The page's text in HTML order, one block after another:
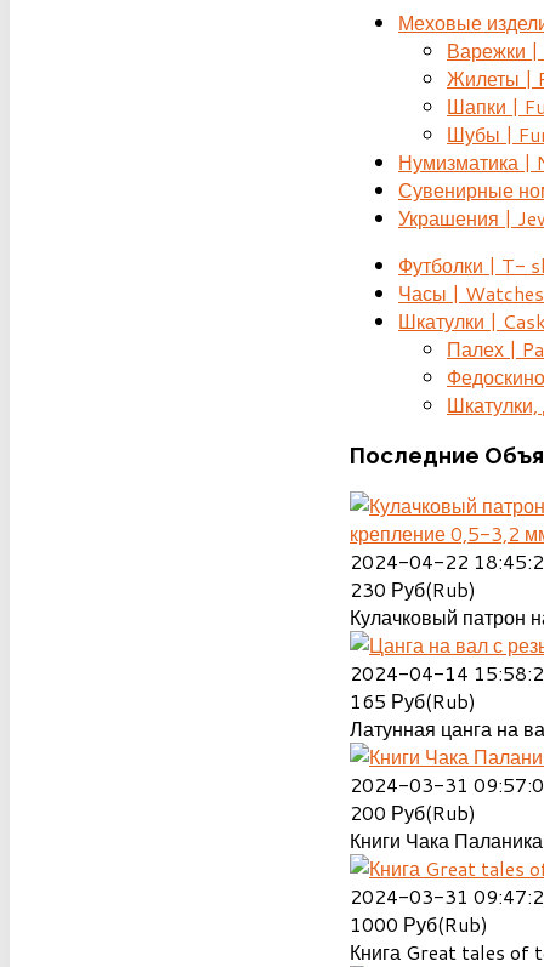
Меховые
Варежки
Жилеты |
Шапки |
Шубы |
Нумизматика |
Сувенирные
Украшения |
Футболки | T-
Часы | Watches
Шкатулки |
Палех |
Последние
крепление 0,5-3,2
2024-04-22
230 Руб(Rub)
Кулачковый патрон
2024-04-14
165 Руб(Rub)
Латунная цанга на
2024-03-31
200 Руб(Rub)
Книги Чака
2024-03-31
1000 Руб(Rub)
Книга Great tales of